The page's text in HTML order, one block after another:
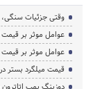
وقتی جزئیات
عوامل موثر بر قیمت
عوامل موثر بر
قیمت میلگرد بستر در